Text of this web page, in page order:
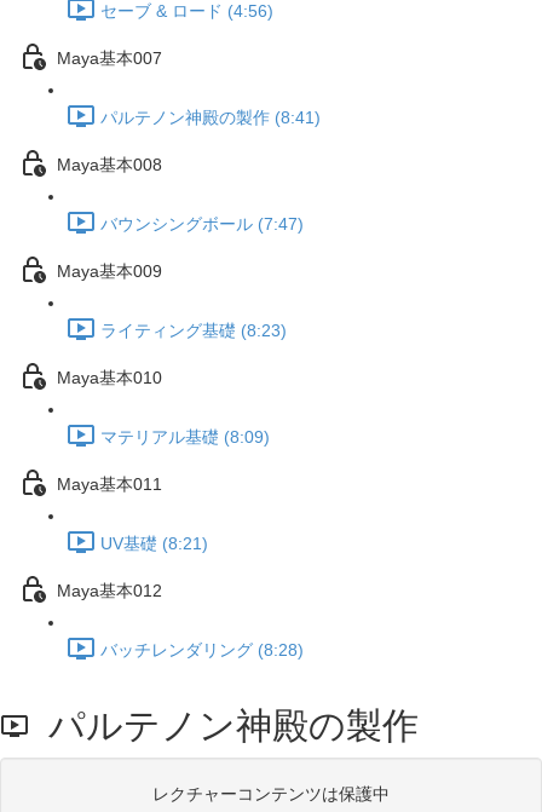
セーブ & ロード (4:56)
Maya基本007
パルテノン神殿の製作 (8:41)
Maya基本008
バウンシングボール (7:47)
Maya基本009
ライティング基礎 (8:23)
Maya基本010
マテリアル基礎 (8:09)
Maya基本011
UV基礎 (8:21)
Maya基本012
バッチレンダリング (8:28)
パルテノン神殿の製作
レクチャーコンテンツは保護中